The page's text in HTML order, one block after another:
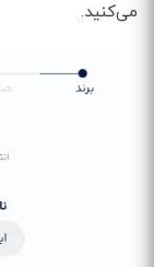
می‌کنید.